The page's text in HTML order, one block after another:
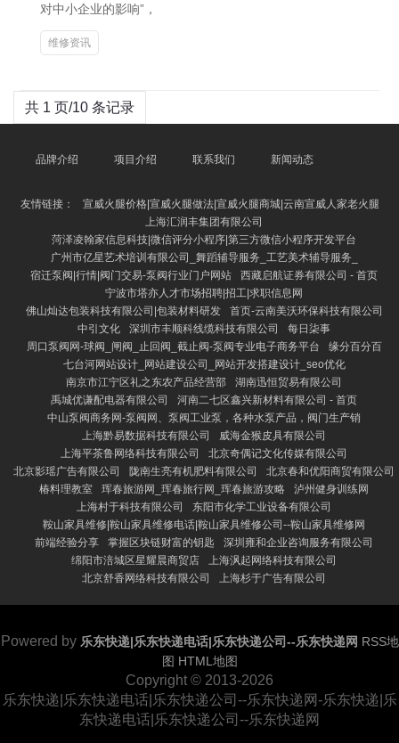
对中小企业的影响”，
维修资讯
共 1 页/10 条记录
品牌介绍 项目介绍 联系我们 新闻动态
友情链接：
宣威火腿价格|宣威火腿做法|宣威火腿商城|云南宣威人家老火腿
上海汇润丰集团有限公司
菏泽凌翰家信息科技|微信评分小程序|第三方微信小程序开发平台
广州市亿星艺术培训有限公司_舞蹈辅导服务_工艺美术辅导服务_
宿迁泵阀|行情|阀门交易-泵阀行业门户网站
西藏启航证券有限公司 - 首页
宁波市塔亦人才市场招聘|招工|求职信息网
佛山灿达包装科技有限公司|包装材料研发
首页-云南美沃环保科技有限公司
中引文化
深圳市丰顺科线缆科技有限公司
每日柒事
周口泵阀网-球阀_闸阀_止回阀_截止阀-泵阀专业电子商务平台
缘分百分百
七台河网站设计_网站建设公司_网站开发搭建设计_seo优化
南京市江宁区礼之东农产品经营部
湖南迅恒贸易有限公司
禹城优谦配电器有限公司
河南二七区鑫兴新材料有限公司 - 首页
中山泵阀商务网-泵阀网、泵阀工业泵，各种水泵产品，阀门生产销
上海黔易数据科技有限公司
威海金猴皮具有限公司
上海平茶鲁网络科技有限公司
北京奇偶记文化传媒有限公司
北京影瑶广告有限公司
陇南生亮有机肥料有限公司
北京春和优阳商贸有限公司
椿料理教室
珲春旅游网_珲春旅行网_珲春旅游攻略
泸州健身训练网
上海村于科技有限公司
东阳市化学工业设备有限公司
鞍山家具维修|鞍山家具维修电话|鞍山家具维修公司--鞍山家具维修网
前端经验分享
掌握区块链财富的钥匙
深圳雍和企业咨询服务有限公司
绵阳市涪城区星耀晨商贸店
上海沨起网络科技有限公司
北京舒香网络科技有限公司
上海杉于广告有限公司
Powered by 乐东快递|乐东快递电话|乐东快递公司--乐东快递网 RSS地
图 HTML地图
Copyright © 2013-2026
乐东快递|乐东快递电话|乐东快递公司--乐东快递网-乐东快递|乐
东快递电话|乐东快递公司--乐东快递网